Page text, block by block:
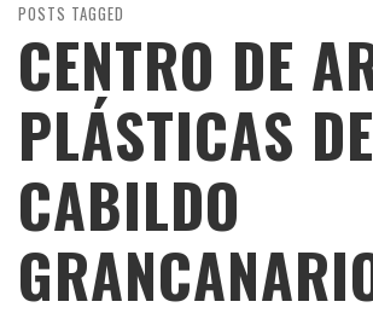
POSTS TAGGED
CENTRO DE
PLÁSTICAS
CABILDO